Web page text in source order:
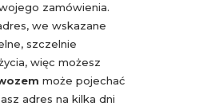
zamówienia.
we wskazane
szczelnie
więc możesz
może pojechać
adres na kilka dni